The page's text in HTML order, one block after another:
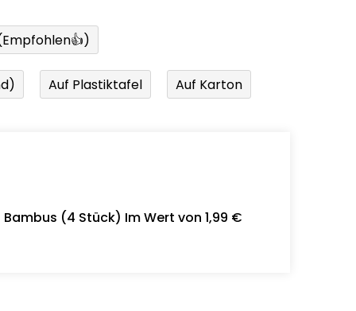
Auf Plastiktafel Auf Karton
(4 Stück) Im Wert von 1,99 €